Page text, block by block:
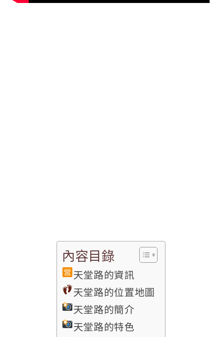
內容目錄
天堂路的資訊
天堂路的位置地圖
天堂路的簡介
天堂路的特色